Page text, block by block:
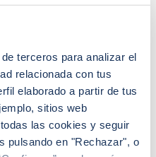
terceros para analizar el
relacionada con tus
elaborado a partir de tus
sitios web
las cookies y seguir
pulsando en "Rechazar", o
iAhorro?
teniendo una
revisar la hipoteca?
de una vivienda?
con